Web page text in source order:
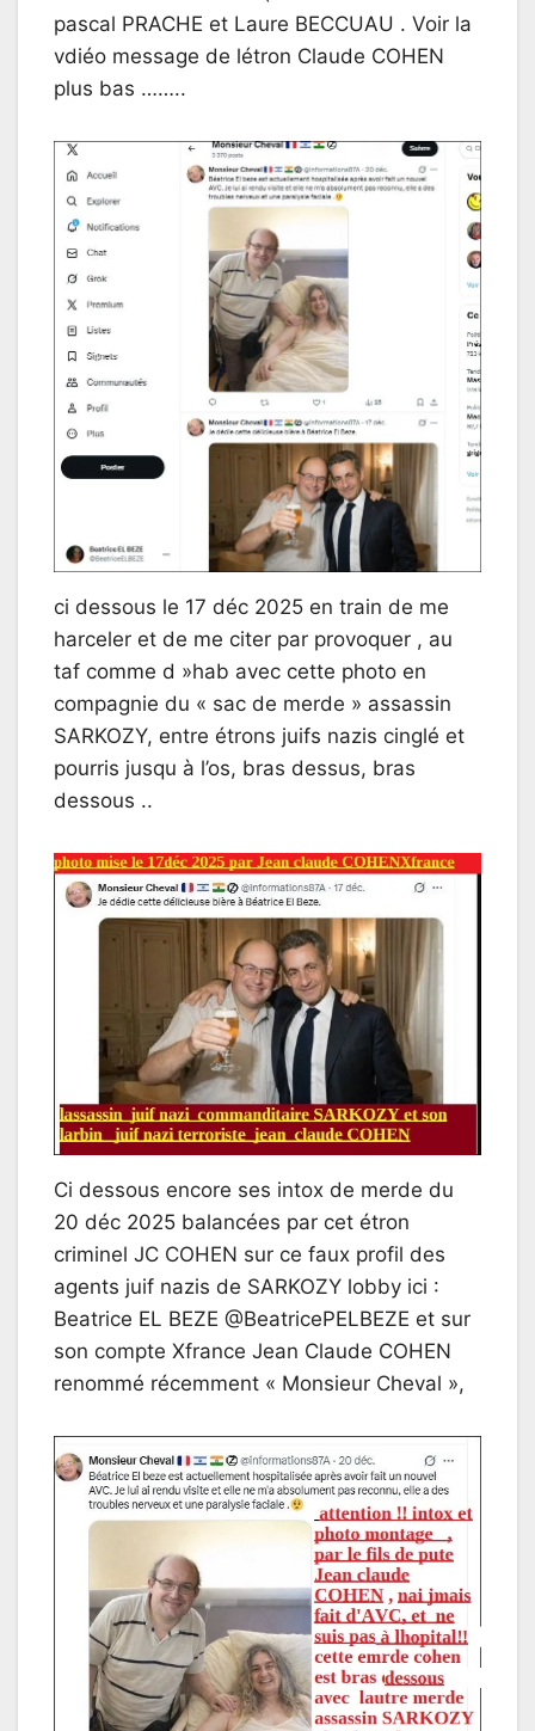
pascal PRACHE et Laure BECCUAU . Voir la
vdiéo message de létron Claude COHEN
plus bas ……..
ci dessous le 17 déc 2025 en train de me
harceler et de me citer par provoquer , au
taf comme d »hab avec cette photo en
compagnie du « sac de merde » assassin
SARKOZY, entre étrons juifs nazis cinglé et
pourris jusqu à l’os, bras dessus, bras
dessous ..
Ci dessous encore ses intox de merde du
20 déc 2025 balancées par cet étron
criminel JC COHEN sur ce faux profil des
agents juif nazis de SARKOZY lobby ici :
Beatrice EL BEZE @BeatricePELBEZE et sur
son compte Xfrance Jean Claude COHEN
renommé récemment « Monsieur Cheval »,